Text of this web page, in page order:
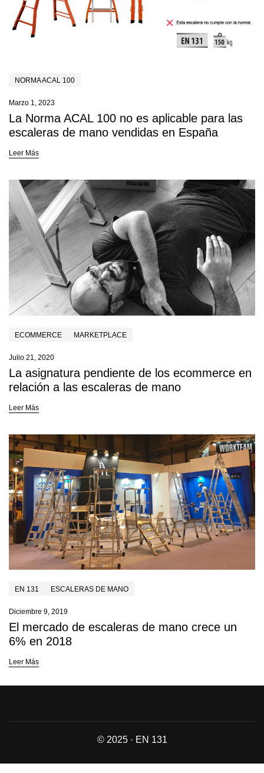
NORMA ACAL 100
Marzo 1, 2023
La Norma ACAL 100 no es aplicable para las
escaleras de mano vendidas en España
Leer Más
ECOMMERCE MARKETPLACE
Julio 21, 2020
La asignatura pendiente de los ecommerce en
relación a las escaleras de mano
Leer Más
EN 131 ESCALERAS DE MANO
Diciembre 9, 2019
El mercado de escaleras de mano crece un
6% en 2018
Leer Más
© 2025 · EN 131